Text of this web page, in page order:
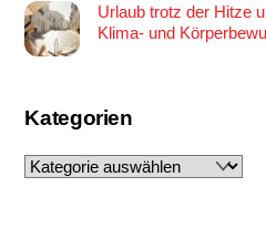
Urlaub trotz der Hitze
Klima- und
Kategorien
Kategorien